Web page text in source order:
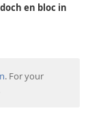
en bloc in
. For your